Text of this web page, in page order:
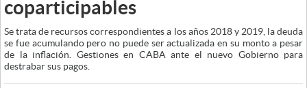
coparticipables
Se trata de recursos correspondientes a los años 2018 y 2019, la deuda
se fue acumulando pero no puede ser actualizada en su monto a pesar
de la inflación. Gestiones en CABA ante el nuevo Gobierno para
destrabar sus pagos.